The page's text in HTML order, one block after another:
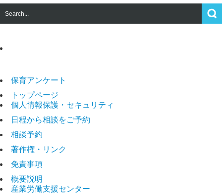
保育アンケート
トップページ
個人情報保護・セキュリティ
日程から相談をご予約
相談予約
著作権・リンク
免責事項
概要説明
産業労働支援センター